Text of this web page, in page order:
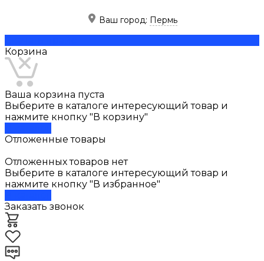
Ваш город: Пермь
Корзина
Ваша корзина пуста
Выберите в каталоге интересующий товар и
нажмите кнопку "В корзину"
Отложенные товары
Отложенных товаров нет
Выберите в каталоге интересующий товар и
нажмите кнопку "В избранное"
Заказать звонок